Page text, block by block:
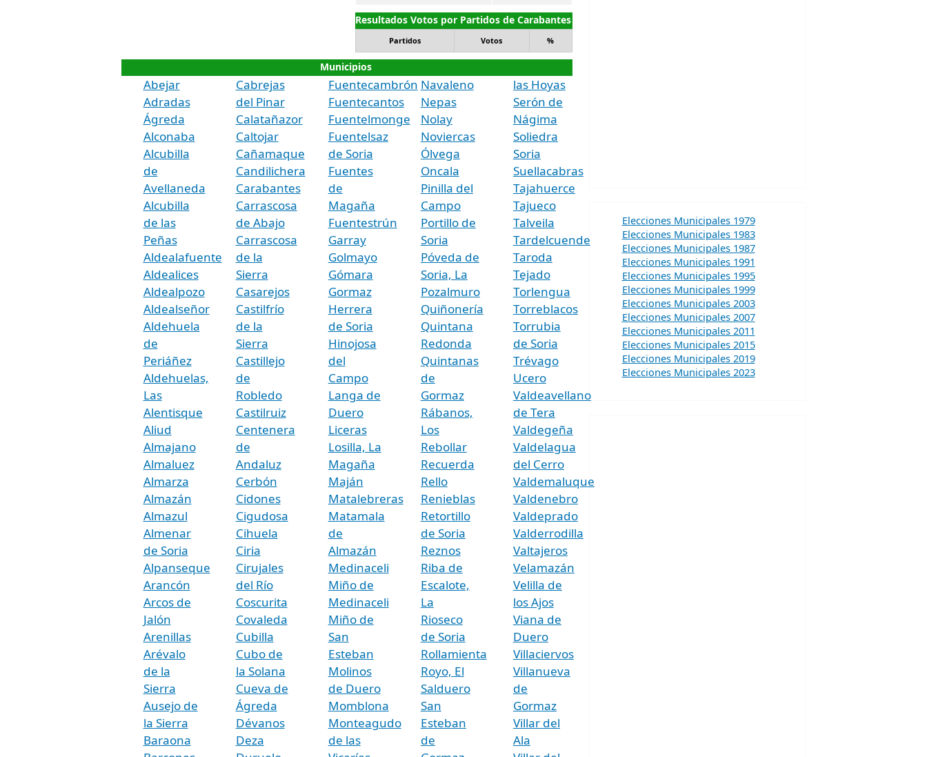
Resultados Votos por Partidos de Carabantes
Partidos Votos %
Municipios
Abejar
Adradas
Ágreda
Alconaba
Alcubilla
de
Avellaneda
Alcubilla
de las
Peñas
Aldealafuente
Aldealices
Aldealpozo
Aldealseñor
Aldehuela
de
Periáñez
Aldehuelas,
Las
Alentisque
Aliud
Almajano
Almaluez
Almarza
Almazán
Almazul
Almenar
de Soria
Alpanseque
Arancón
Arcos de
Jalón
Arenillas
Arévalo
de la
Sierra
Ausejo de
la Sierra
Baraona
Cabrejas
del Pinar
Calatañazor
Caltojar
Cañamaque
Candilichera
Carabantes
Carrascosa
de Abajo
Carrascosa
de la
Sierra
Casarejos
Castilfrío
de la
Sierra
Castillejo
de
Robledo
Castilruiz
Centenera
de
Andaluz
Cerbón
Cidones
Cigudosa
Cihuela
Ciria
Cirujales
del Río
Coscurita
Covaleda
Cubilla
Cubo de
la Solana
Cueva de
Ágreda
Dévanos
Deza
Fuentecambrón
Fuentecantos
Fuentelmonge
Fuentelsaz
de Soria
Fuentes
de
Magaña
Fuentestrún
Garray
Golmayo
Gómara
Gormaz
Herrera
de Soria
Hinojosa
del
Campo
Langa de
Duero
Liceras
Losilla, La
Magaña
Maján
Matalebreras
Matamala
de
Almazán
Medinaceli
Miño de
Medinaceli
Miño de
San
Esteban
Molinos
de Duero
Momblona
Monteagudo
de las
Navaleno
Nepas
Nolay
Noviercas
Ólvega
Oncala
Pinilla del
Campo
Portillo de
Soria
Póveda de
Soria, La
Pozalmuro
Quiñonería
Quintana
Redonda
Quintanas
de
Gormaz
Rábanos,
Los
Rebollar
Recuerda
Rello
Renieblas
Retortillo
de Soria
Reznos
Riba de
Escalote,
La
Rioseco
de Soria
Rollamienta
Royo, El
Salduero
San
Esteban
de
las Hoyas
Serón de
Nágima
Soliedra
Soria
Suellacabras
Tajahuerce
Tajueco
Talveila
Tardelcuende
Taroda
Tejado
Torlengua
Torreblacos
Torrubia
de Soria
Trévago
Ucero
Valdeavellano
de Tera
Valdegeña
Valdelagua
del Cerro
Valdemaluque
Valdenebro
Valdeprado
Valderrodilla
Valtajeros
Velamazán
Velilla de
los Ajos
Viana de
Duero
Villaciervos
Villanueva
de
Gormaz
Villar del
Ala
Elecciones Municipales 1979
Elecciones Municipales 1983
Elecciones Municipales 1987
Elecciones Municipales 1991
Elecciones Municipales 1995
Elecciones Municipales 1999
Elecciones Municipales 2003
Elecciones Municipales 2007
Elecciones Municipales 2011
Elecciones Municipales 2015
Elecciones Municipales 2019
Elecciones Municipales 2023